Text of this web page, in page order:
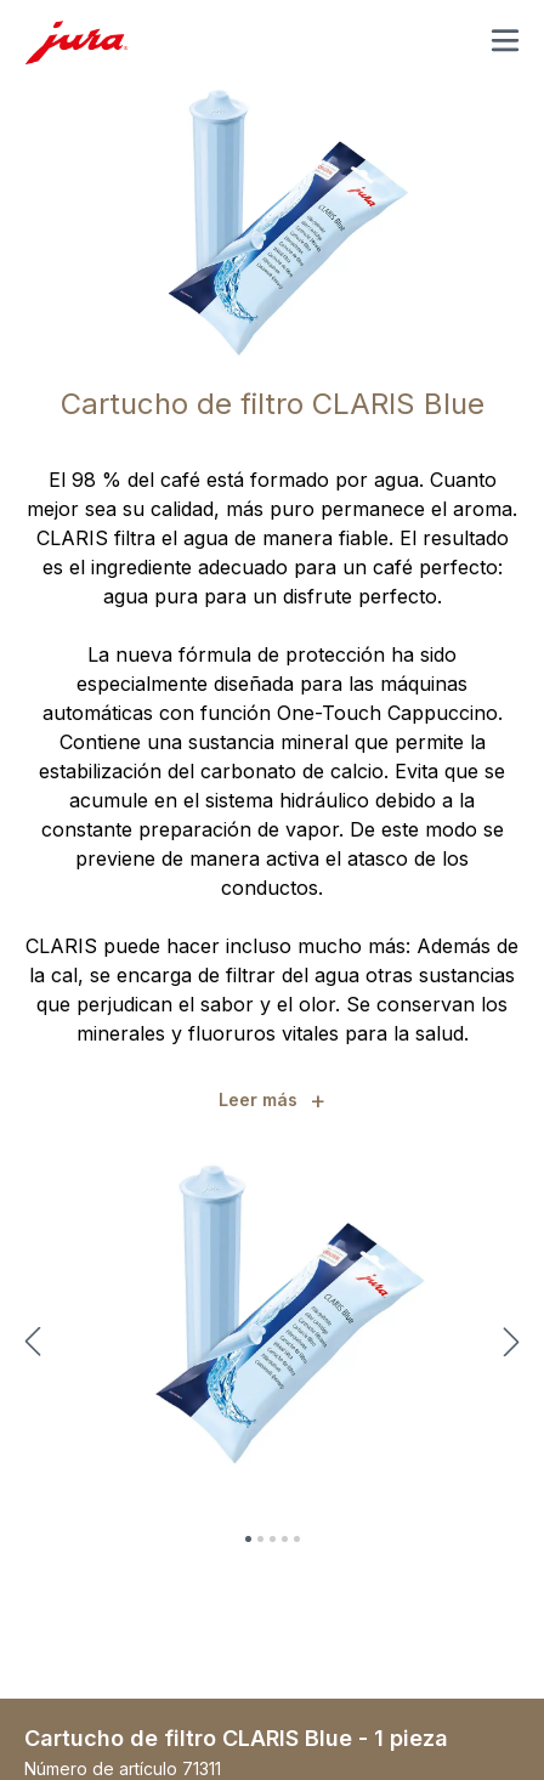
MENU
Cartucho de filtro CLARIS Blue
El 98 % del café está formado por agua. Cuanto
mejor sea su calidad, más puro permanece el aroma.
CLARIS filtra el agua de manera fiable. El resultado
es el ingrediente adecuado para un café perfecto:
agua pura para un disfrute perfecto.
La nueva fórmula de protección ha sido
especialmente diseñada para las máquinas
automáticas con función One-Touch Cappuccino.
Contiene una sustancia mineral que permite la
estabilización del carbonato de calcio. Evita que se
acumule en el sistema hidráulico debido a la
constante preparación de vapor. De este modo se
previene de manera activa el atasco de los
conductos.
CLARIS puede hacer incluso mucho más: Además de
la cal, se encarga de filtrar del agua otras sustancias
que perjudican el sabor y el olor. Se conservan los
minerales y fluoruros vitales para la salud.
Leer más +
Cartucho de filtro CLARIS Blue - 1 pieza
Número de artículo 71311